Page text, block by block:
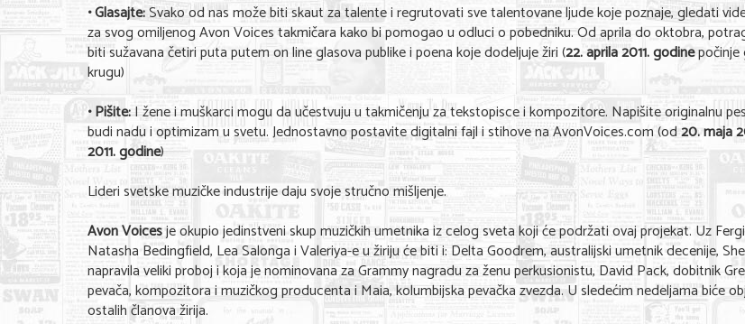
• Glasajte:Svako od nas može biti skaut za talente i regrutovati sve talentovane ljude koje poznaje, gledati
za svog omiljenog Avon Voices takmičara kako bi pomogao u odluci o pobedniku. Od aprila do oktobra,
biti sužavana četiri puta putem on line glasova publike i poena koje dodeljuje žiri (22. aprila 2011. godinepočinje
krugu)
• Pišite:I žene i muškarci mogu da učestvuju u takmičenju za tekstopisce i kompozitore. Napišite originalnu
budi nadu i optimizam u svetu. Jednostavno postavite digitalni fajl i stihove na AvonVoices.com (od20. maja
2011. godine)
Lideri svetske muzičke industrije daju svoje stručno mišljenje.
Avon Voicesje okupio jedinstveni skup muzičkih umetnika iz celog sveta koji će podržati ovaj projekat. Uz
Natasha Bedingfield, Lea Salonga i Valeriya-e u žiriju će biti i: Delta Goodrem, australijski umetnik decenije,
napravila veliki proboj i koja je nominovana za Grammy nagradu za ženu perkusionistu, David Pack, dobitnik
pevača, kompozitora i muzičkog producenta i Maia, kolumbijska pevačka zvezda. U sledećim nedeljama biće
ostalih članova žirija.